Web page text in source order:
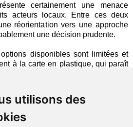
utilisons des
certainement une menace
acteurs locaux. Entre ces deux
réorientation vers une approche
une décision prudente.
disponibles sont limitées et
à la carte en plastique, qui paraît
renforcer sa position dominante,
de place pour de possibles
mieux, cette hégémonie donne au
la créativité des
de s'inspirer des fonctions